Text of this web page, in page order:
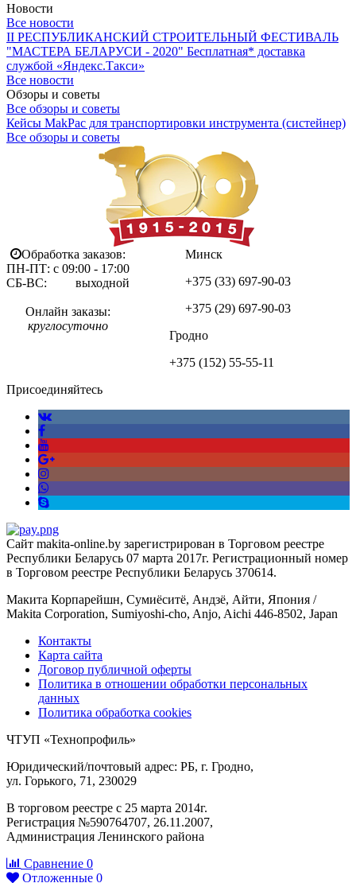
Новости
Все новости
II РЕСПУБЛИКАНСКИЙ СТРОИТЕЛЬНЫЙ ФЕСТИВАЛЬ
"МАСТЕРА БЕЛАРУСИ - 2020" Бесплатная* доставка
службой «Яндекс.Такси»
Все новости
Обзоры и советы
Все обзоры и советы
Кейсы MakPac для транспортировки инструмента (систейнер)
Все обзоры и советы
Обработка заказов:
ПН-ПТ: с 09:00 - 17:00
СБ-ВС: выходной
Онлайн заказы:
круглосуточно
Минск
+375 (33) 697-90-03
+375 (29) 697-90-03
Гродно
+375 (152) 55-55-11
Присоединяйтесь
Сайт makita-online.by зарегистрирован в Торговом реестре
Республики Беларусь 07 марта 2017г. Регистрационный номер
в Торговом реестре Республики Беларусь 370614.
Макита Корпарейшн, Сумиёситё, Андзё, Айти, Япония /
Makita Corporation, Sumiyoshi-cho, Anjo, Aichi 446-8502, Japan
Контакты
Карта сайта
Договор публичной оферты
Политика в отношении обработки персональных
данных
Политика обработка cookies
ЧТУП «Технопрофиль»
Юридический/почтовый адрес: РБ, г. Гродно,
ул. Горького, 71, 230029
В торговом реестре с 25 марта 2014г.
Регистрация №590764707, 26.11.2007,
Администрация Ленинского района
Сравнение 0
Отложенные 0